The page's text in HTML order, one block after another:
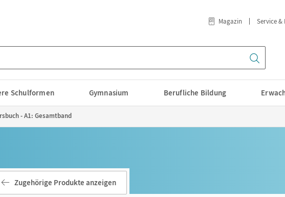
Magazin Service &
Schulformen Gymnasium Berufliche Bildung
- A1: Gesamtband
Zugehörige Produkte anzeigen